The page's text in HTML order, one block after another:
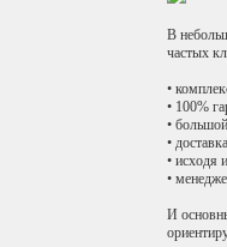
В
частых
•
• 100%
•
•
• исходя
•
И